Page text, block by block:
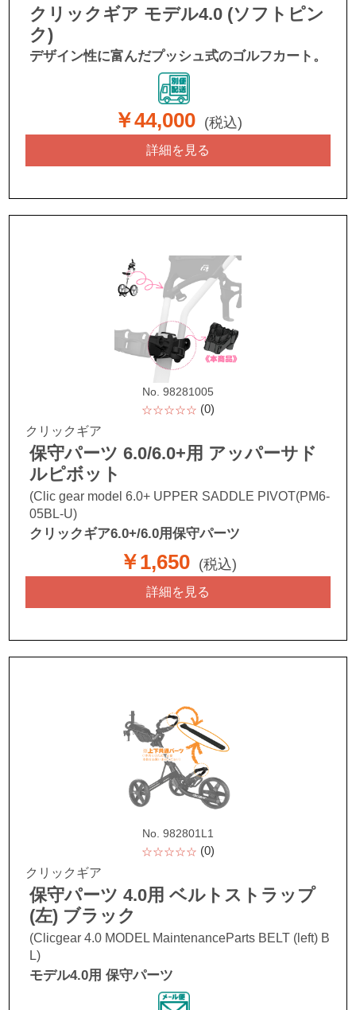
クリックギア モデル4.0 (ソフトピン
ク)
デザイン性に富んだプッシュ式のゴルフカート。
￥44,000 (税込)
詳細を見る
No. 98281005
☆☆☆☆☆ (0)
クリックギア
保守パーツ 6.0/6.0+用 アッパーサド
ルピボット
(Clic gear model 6.0+ UPPER SADDLE PIVOT(PM6-
05BL-U)
クリックギア6.0+/6.0用保守パーツ
￥1,650 (税込)
詳細を見る
No. 982801L1
☆☆☆☆☆ (0)
クリックギア
保守パーツ 4.0用 ベルトストラップ
(左) ブラック
(Clicgear 4.0 MODEL MaintenanceParts BELT (left) B
L)
モデル4.0用 保守パーツ